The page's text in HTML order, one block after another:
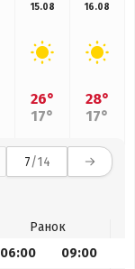
15.08
26°
17°
16.08
28°
17°
7/14
Ранок
06:00 09:00